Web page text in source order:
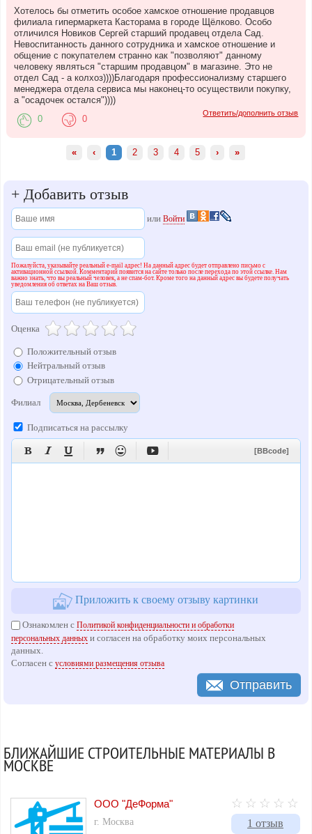
Хотелось бы отметить особое хамское отношение продавцов
филиала гипермаркета Касторама в городе Щёлково. Особо
отличился Новиков Сергей старший продавец отдела Сад.
Невоспитанность данного сотрудника и хамское отношение и
общение с покупателем странно как "позволяют" данному
человеку являться "старшим продавцом" в магазине. Это не
отдел Сад - а колхоз))))Благодаря профессионализму старшего
менеджера отдела сервиса мы наконец-то осуществили покупку,
а "осадочек остался"))))
Ответить/дополнить отзыв
0 0
« ‹ 1 2 3 4 5 › »
+ Добавить отзыв
илиВойти
Пожалуйста, указывайте реальный e-mail адрес! На данный адрес будет отправлено письмо с
активационной ссылкой. Комментарий появится на сайте только после перехода по этой ссылке. Нам
важно знать, что вы реальный человек, а не спам-бот. Кроме того на данный адрес вы будете получать
уведомления об ответах на Ваш отзыв.
Оценка
Положительный отзыв
Нейтральный отзыв
Отрицательный отзыв
Филиал
Подписаться на рассылку
      [BBcode]
Приложить к своему отзыву картинки
Ознакомлен сПолитикой конфиденциальности и обработки
персональных данных и согласен на обработку моих персональных
данных.
Согласен сусловиями размещения отзыва
Отправить
БЛИЖАЙШИЕ СТРОИТЕЛЬНЫЕ МАТЕРИАЛЫ В
МОСКВЕ
1 отзыв
ООО "ДеФорма"
г. Москва